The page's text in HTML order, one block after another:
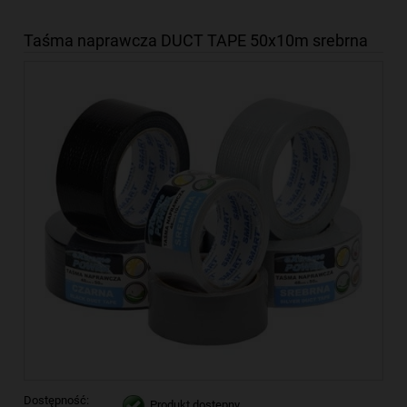
Taśma naprawcza DUCT TAPE 50x10m srebrna
Dostępność: